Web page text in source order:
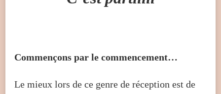
Commençons par le commencement…
Le mieux lors de ce genre de réception est de